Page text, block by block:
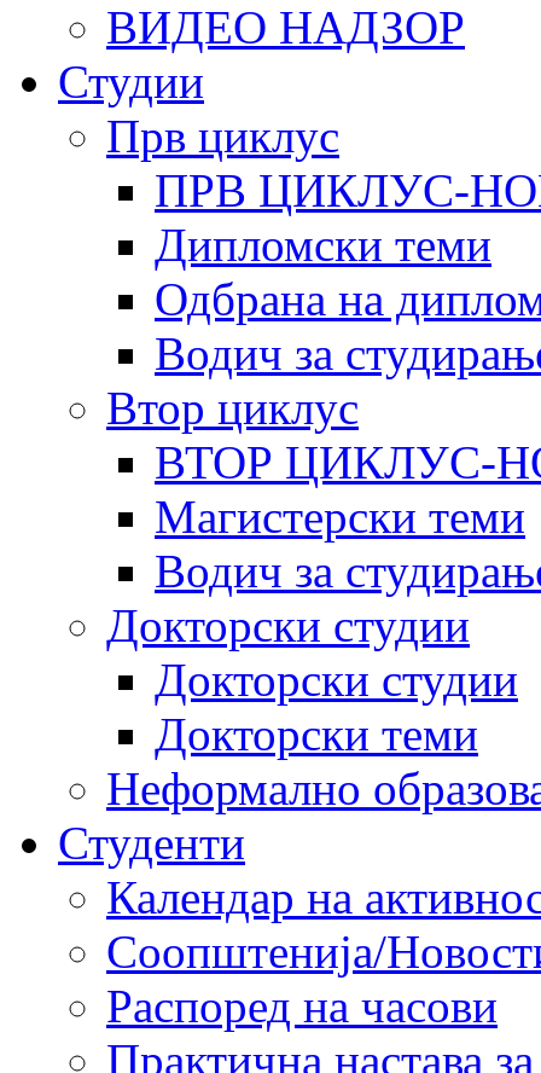
ВИДЕО НАДЗОР
Студии
Прв циклус
ПРВ ЦИКЛУС-
Дипломски теми
Одбрана на
Водич за
Втор циклус
ВТОР ЦИКЛУС-
Магистерски теми
Водич за
Докторски студии
Докторски студии
Докторски теми
Неформално
Студенти
Календар на
Соопштенија/
Распоред на часови
Практична настава